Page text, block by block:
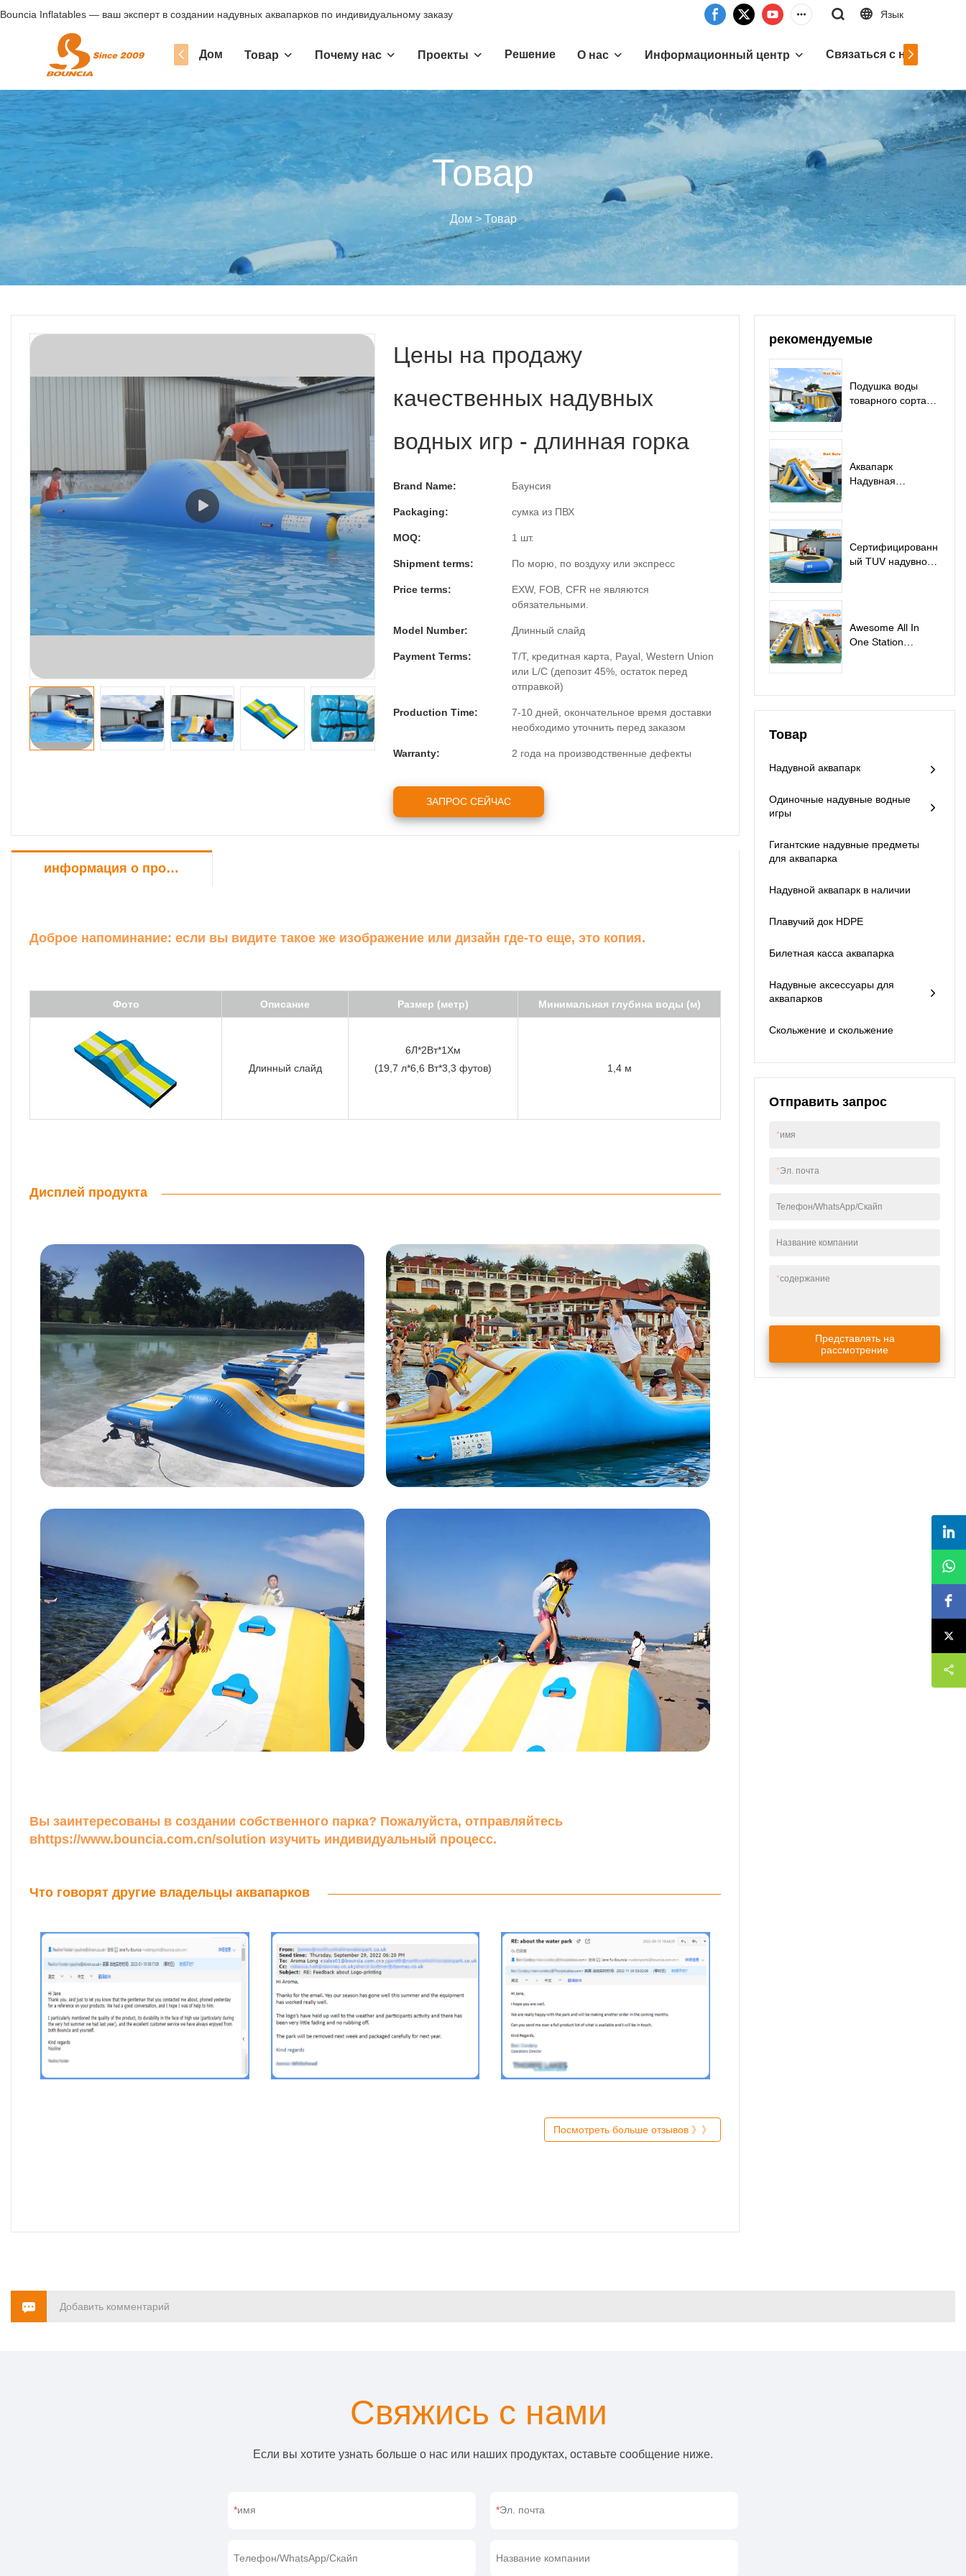
Bouncia Inflatables — ваш эксперт в создании надувных аквапарков по индивидуальному заказу Язык
Дом Товар Почему нас Проекты Решение О нас Информационный центр Связаться с нами
Товар
Дом > Товар
Цены на продажу
качественных надувных
водных игр - длинная горка
Brand Name: Баунсия
Packaging: сумка из ПВХ
MOQ: 1 шт.
Shipment terms: По морю, по воздуху или экспресс
Price terms:
EXW, FOB, CFR не являются
обязательными.
Model Number: Длинный слайд
Payment Terms:
T/T, кредитная карта, Payal, Western Union
или L/C (депозит 45%, остаток перед
отправкой)
Production Time:
7-10 дней, окончательное время доставки
необходимо уточнить перед заказом
Warranty: 2 года на производственные дефекты
ЗАПРОС СЕЙЧАС
информация о продукте
Доброе напоминание: если вы видите такое же изображение или дизайн где-то еще, это копия.
Фото Описание Размер (метр) Минимальная глубина воды (м)
Длинный слайд
6Л*2Вт*1Хм
(19,7 л*6,6 Вт*3,3 футов)
1,4 м
Дисплей продукта
Вы заинтересованы в создании собственного парка? Пожалуйста, отправляйтесь
вhttps://www.bouncia.com.cn/solution изучить индивидуальный процесс.
Что говорят другие владельцы аквапарков
Посмотреть больше отзывов 》》
рекомендуемые
Подушка воды
товарного сорта
Аквапарк
Надувная
Сертифицированн
ый TUV надувной
Awesome All In
One Station
Товар
Надувной аквапарк
Одиночные надувные водные
игры
Гигантские надувные предметы
для аквапарка
Надувной аквапарк в наличии
Плавучий док HDPE
Билетная касса аквапарка
Надувные аксессуары для
аквапарков
Скольжение и скольжение
Отправить запрос
*имя
*Эл. почта
Телефон/WhatsApp/Скайп
Название компании
*содержание
Представлять на
рассмотрение
Добавить комментарий
Свяжись с нами
Если вы хотите узнать больше о нас или наших продуктах, оставьте сообщение ниже.
имя Эл. почта
Телефон/WhatsApp/Скайп Название компании